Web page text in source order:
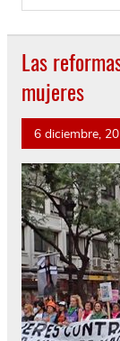
Las
mujeres
6 diciembre,